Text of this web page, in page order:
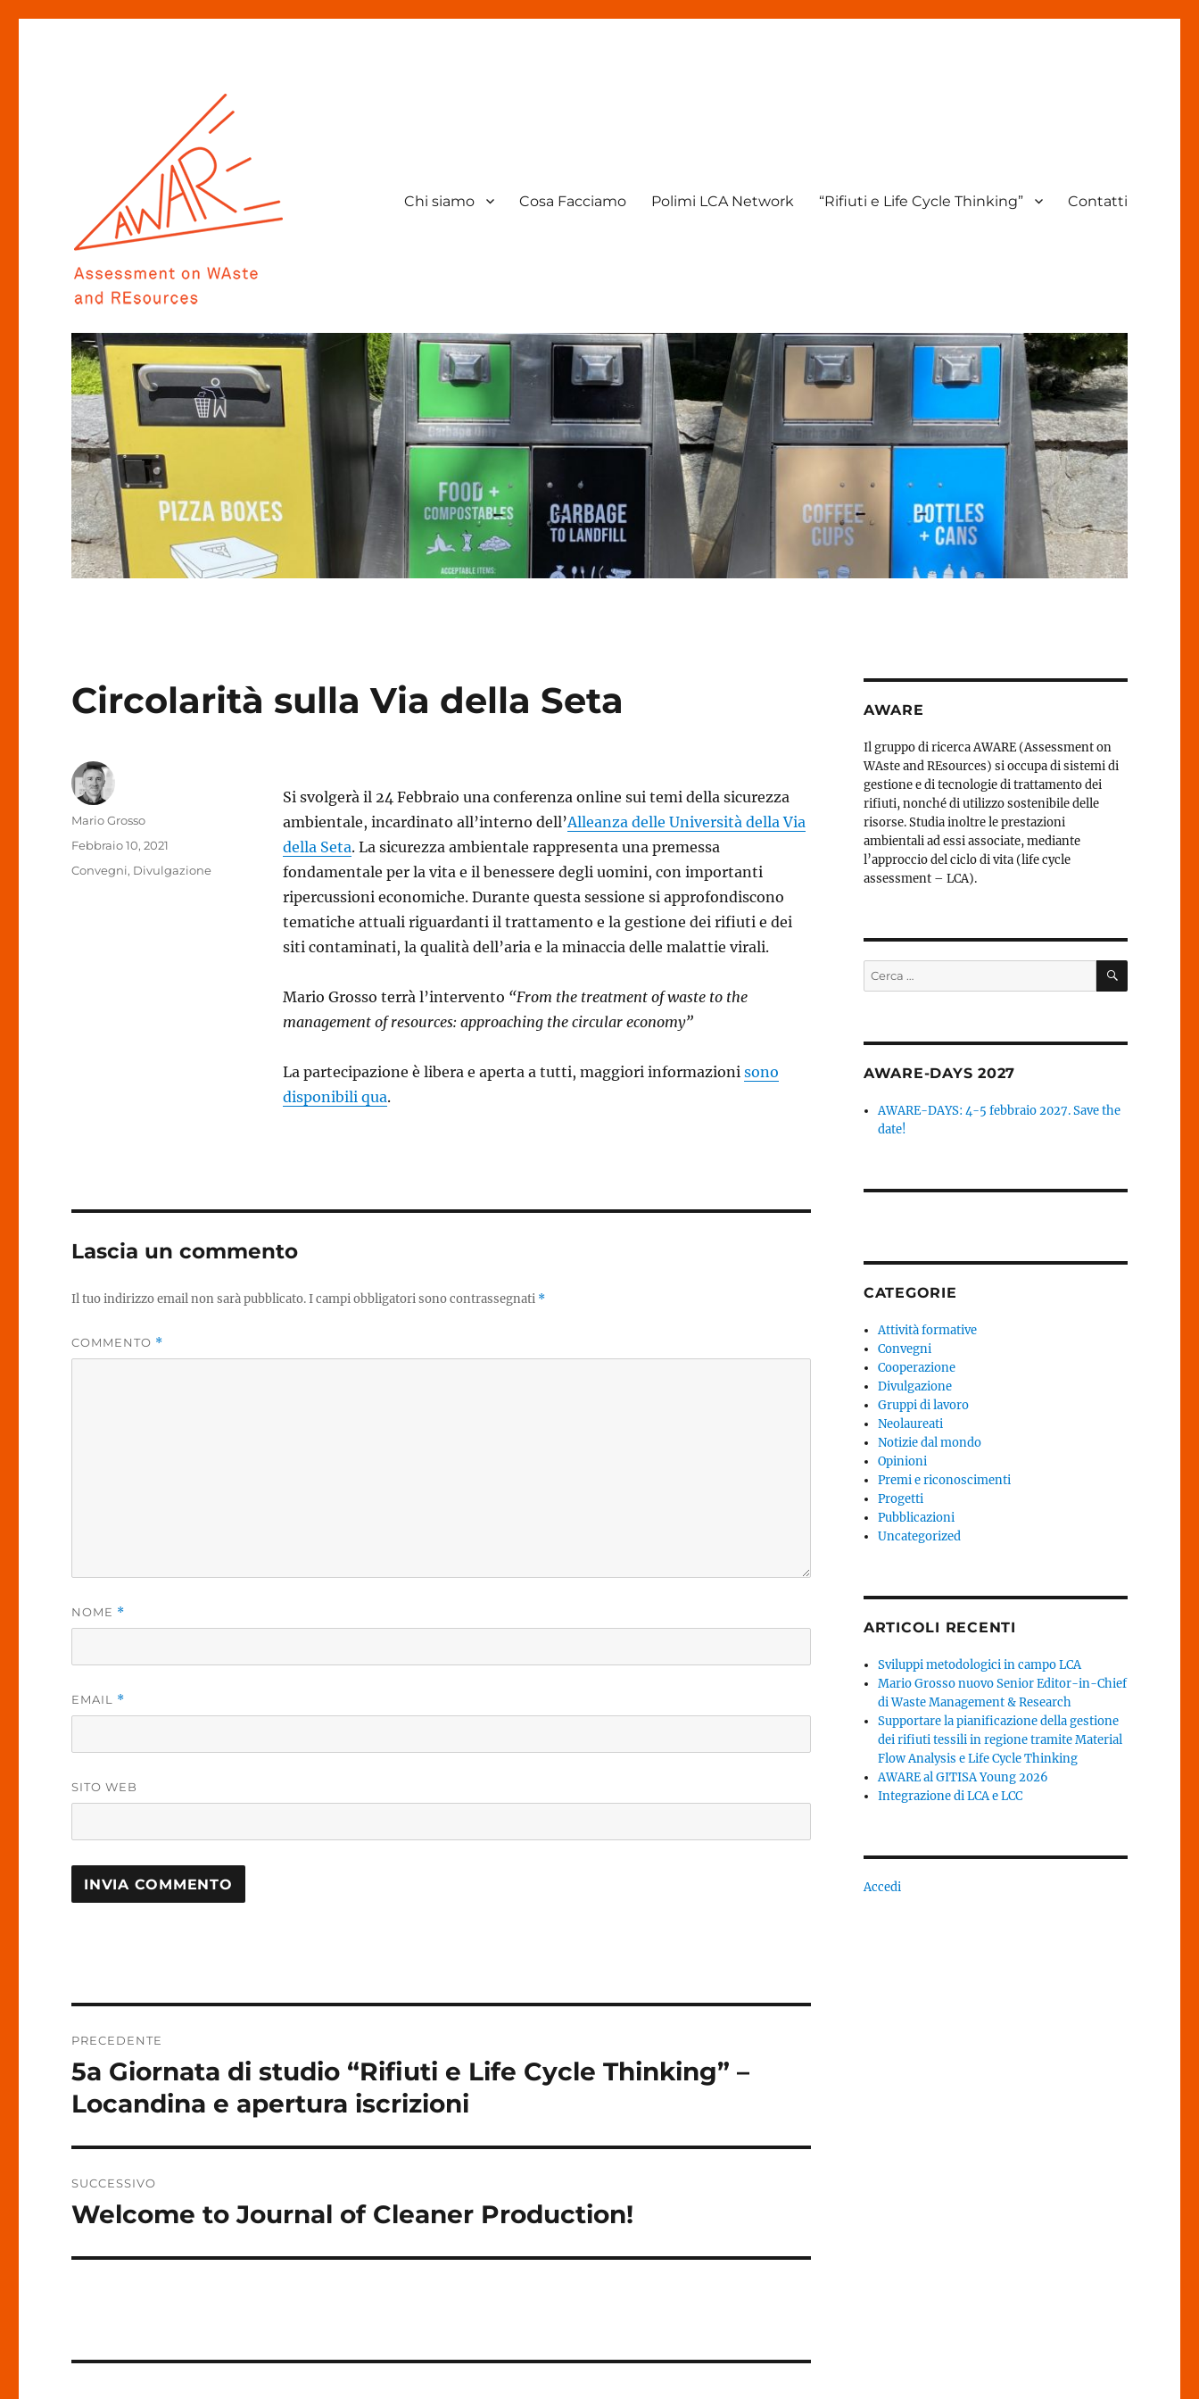
AWARE
Chi siamo Cosa Facciamo Polimi LCA Network “Rifiuti e Life Cycle Thinking” Contatti
Circolarità sulla Via della Seta
Si svolgerà il 24 Febbraio una conferenza online sui temi della sicurezza
ambientale, incardinato all’interno dell’Alleanza delle Università della Via
della Seta. La sicurezza ambientale rappresenta una premessa
fondamentale per la vita e il benessere degli uomini, con importanti
ripercussioni economiche. Durante questa sessione si approfondiscono
tematiche attuali riguardanti il trattamento e la gestione dei rifiuti e dei
siti contaminati, la qualità dell’aria e la minaccia delle malattie virali.
Mario Grosso terrà l’intervento “From the treatment of waste to the
management of resources: approaching the circular economy”
La partecipazione è libera e aperta a tutti, maggiori informazioni sono
disponibili qua.
Autore
Mario Grosso
Pubblicato
Febbraio 10, 2021
Categorie
Convegni, Divulgazione
Lascia un commento
Il tuo indirizzo email non sarà pubblicato.I campi obbligatori sono contrassegnati *
COMMENTO *
NOME *
EMAIL *
SITO WEB
articoli
PRECEDENTE
Articolo
precedente:
5a Giornata di studio “Rifiuti e Life Cycle Thinking” –
Locandina e apertura iscrizioni
SUCCESSIVO
Articolo
Welcome to Journal of Cleaner Production!
AWARE
Il gruppo di ricerca AWARE (Assessment on
WAste and REsources) si occupa di sistemi di
gestione e di tecnologie di trattamento dei
rifiuti, nonché di utilizzo sostenibile delle
risorse. Studia inoltre le prestazioni
ambientali ad essi associate, mediante
l’approccio del ciclo di vita (life cycle
assessment – LCA).
Cerca: CERCA
AWARE-DAYS 2027
AWARE-DAYS: 4-5 febbraio 2027. Save the
date!
CATEGORIE
Attività formative
Convegni
Cooperazione
Divulgazione
Gruppi di lavoro
Neolaureati
Notizie dal mondo
Opinioni
Premi e riconoscimenti
Progetti
Pubblicazioni
Uncategorized
ARTICOLI RECENTI
Sviluppi metodologici in campo LCA
Mario Grosso nuovo Senior Editor-in-Chief
di Waste Management & Research
Supportare la pianificazione della gestione
dei rifiuti tessili in regione tramite Material
Flow Analysis e Life Cycle Thinking
AWARE al GITISA Young 2026
Integrazione di LCA e LCC
Accedi